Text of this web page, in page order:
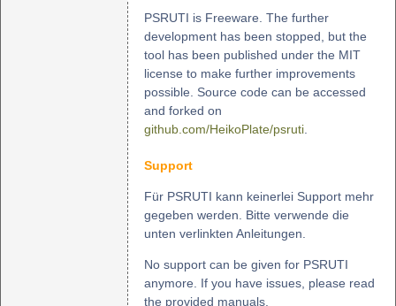
PSRUTI is Freeware. The further
development has been stopped, but the
tool has been published under the MIT
license to make further improvements
possible. Source code can be accessed
and forked on
github.com/HeikoPlate/psruti
Support
Für PSRUTI kann keinerlei Support mehr
gegeben werden. Bitte verwende die
unten verlinkten Anleitungen.
No support can be given for PSRUTI
anymore. If you have issues, please read
the provided manuals.